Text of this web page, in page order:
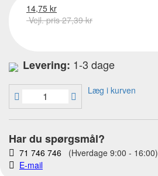
14,75 kr
Vejl. pris 27,39 kr
Levering: 1-3 dage
Læg i kurven
Har du spørgsmål?
71 746 746 (Hverdage 9:00 - 16:00)
E-mail